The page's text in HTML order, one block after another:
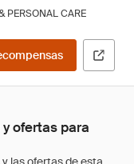
PERSONAL CARE
ofertas para